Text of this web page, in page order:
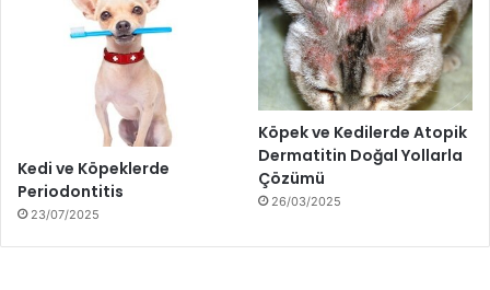
Kedi ve Köpeklerde
Periodontitis
23/07/2025
Köpek ve Kedilerde Atopik
Dermatitin Doğal Yollarla
Çözümü
26/03/2025